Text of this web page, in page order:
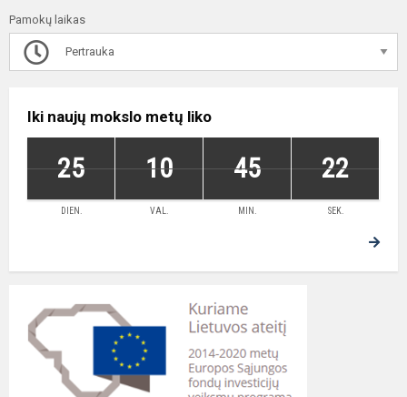
Pamokų laikas
Pertrauka
Iki naujų mokslo metų liko
25 10 45 22
DIEN. VAL. MIN. SEK.